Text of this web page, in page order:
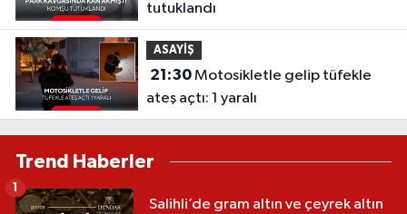
tutuklandı
ASAYİŞ
21:30Motosikletle gelip tüfekle
ateş açtı: 1 yaralı
Trend Haberler
Salihli’de gram altın ve çeyrek altın
1